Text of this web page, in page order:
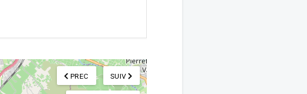
SUIV
PREC